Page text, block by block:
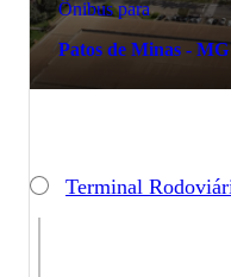
Ônibus para
Patos de Minas - MG
Terminal